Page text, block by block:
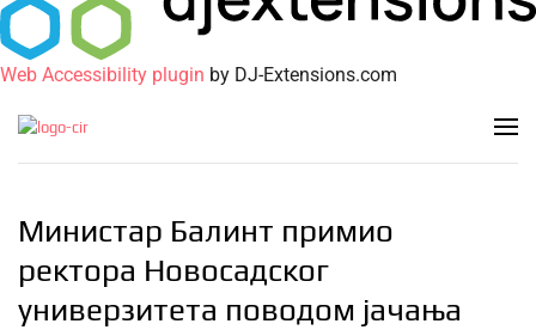
Web Accessibility plugin by DJ-Extensions.com
Министар Балинт примио
ректора Новосадског
универзитета поводом јачања